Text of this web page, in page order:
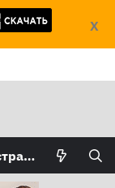
X
Регистрация